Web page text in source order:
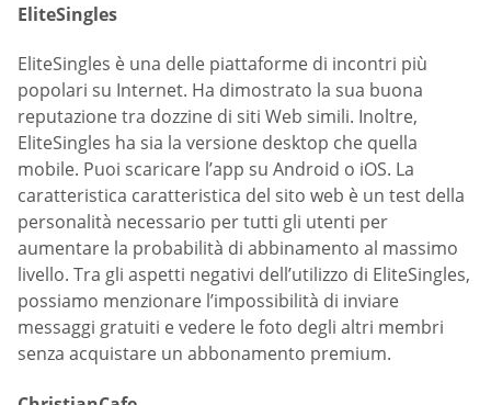
EliteSingles
EliteSingles è una delle piattaforme di incontri più
popolari su Internet. Ha dimostrato la sua buona
reputazione tra dozzine di siti Web simili. Inoltre,
EliteSingles ha sia la versione desktop che quella
mobile. Puoi scaricare l’app su Android o iOS. La
caratteristica caratteristica del sito web è un test della
personalità necessario per tutti gli utenti per
aumentare la probabilità di abbinamento al massimo
livello. Tra gli aspetti negativi dell’utilizzo di EliteSingles,
possiamo menzionare l’impossibilità di inviare
messaggi gratuiti e vedere le foto degli altri membri
senza acquistare un abbonamento premium.